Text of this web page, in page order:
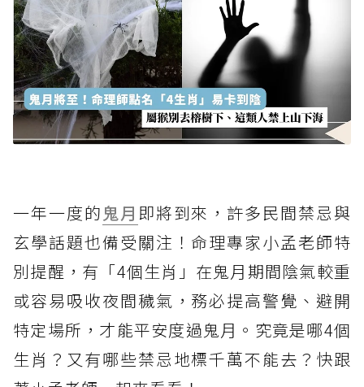
一年一度的鬼月 即將到來，許多民間禁忌與
玄學話題也備受關注！命理專家小孟老師特
別提醒，有「4個生肖」在鬼月期間陰氣較重
或容易吸收夜間穢氣，務必提高警覺、避開
特定場所，才能平安度過鬼月。究竟是哪4個
生肖？又有哪些禁忌地標千萬不能去？快跟